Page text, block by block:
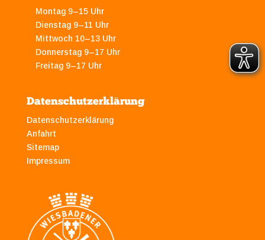
Montag 9–15 Uhr
Dienstag 9–11 Uhr
Mittwoch 10–13 Uhr
Donnerstag 9–17 Uhr
Freitag 9–17 Uhr
Datenschutzerklärung
Datenschutzerklärung
Anfahrt
Sitemap
Impressum